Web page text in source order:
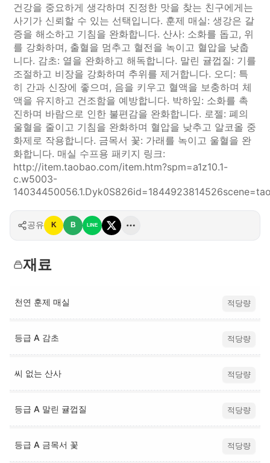
건강을 중요하게 생각하며 진정한 맛을 찾는 친구에게는
사기가 신뢰할 수 있는 선택입니다. 훈제 매실: 생강은 갈
증을 해소하고 기침을 완화합니다. 산사: 소화를 돕고, 위
를 강화하며, 출혈을 멈추고 혈전을 녹이고 혈압을 낮춥
니다. 감초: 열을 완화하고 해독합니다. 말린 귤껍질: 기를
조절하고 비장을 강화하며 추위를 제거합니다. 오디: 특
히 간과 신장에 좋으며, 음을 키우고 혈액을 보충하며 체
액을 유지하고 건조함을 예방합니다. 박하잎: 소화를 촉
진하며 바람으로 인한 불편감을 완화합니다. 로젤: 폐의
울혈을 줄이고 기침을 완화하며 혈압을 낮추고 알코올 중
화제로 작용합니다. 금목서 꽃: 가래를 녹이고 울혈을 완
화합니다. 매실 수프용 패키지 링크:
http://item.taobao.com/item.htm?spm=a1z10.1-
c.w5003-
공유 K B LINE
재료
천연 훈제 매실 적당량
등급 A 감초 적당량
씨 없는 산사 적당량
등급 A 말린 귤껍질 적당량
등급 A 금목서 꽃 적당량